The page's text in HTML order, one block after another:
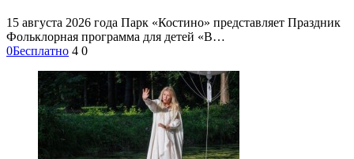
15 августа 2026 года Парк «Костино» представляет Праздник
Фольклорная программа для детей «В…
0Бесплатно 4 0